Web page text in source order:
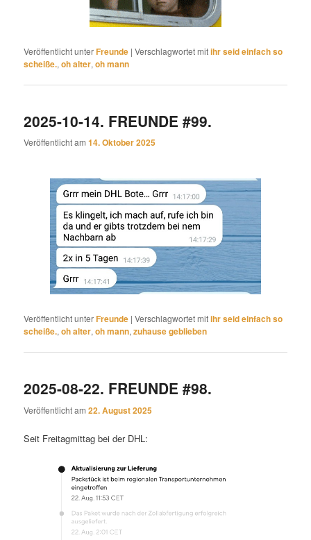
Veröffentlicht unterFreunde |Verschlagwortet mitihr seid einfach so
scheiße.,oh alter,oh mann
2025-10-14. FREUNDE #99.
Veröffentlicht am14. Oktober 2025
Veröffentlicht unterFreunde |Verschlagwortet mitihr seid einfach so
scheiße.,oh alter,oh mann,zuhause geblieben
2025-08-22. FREUNDE #98.
Veröffentlicht am22. August 2025
Seit Freitagmittag bei der DHL: